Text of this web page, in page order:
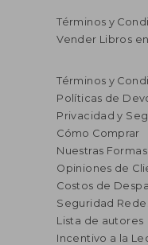
6% $
Términos y
Vender Libros
Términos y
Políticas de
Privacidad y
Cómo Comprar
Nuestras
Opiniones de
Costos de
Seguridad
Lista de autores
Incentivo a la